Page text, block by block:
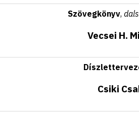
Szövegkönyv,
Vecsei H.
Csiki